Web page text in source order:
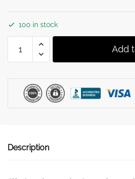
was:
53,90 $.31,90 $.
100 in stock
Stress
Add
Description